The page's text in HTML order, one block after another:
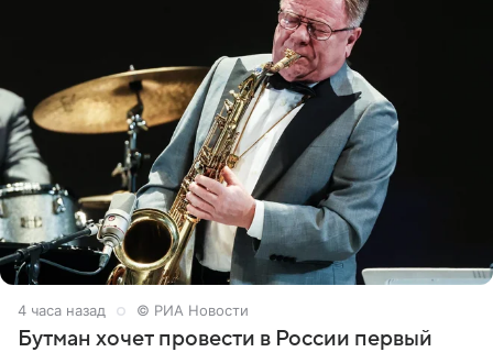
4 часа назад © РИА Новости
Бутман хочет провести в России первый